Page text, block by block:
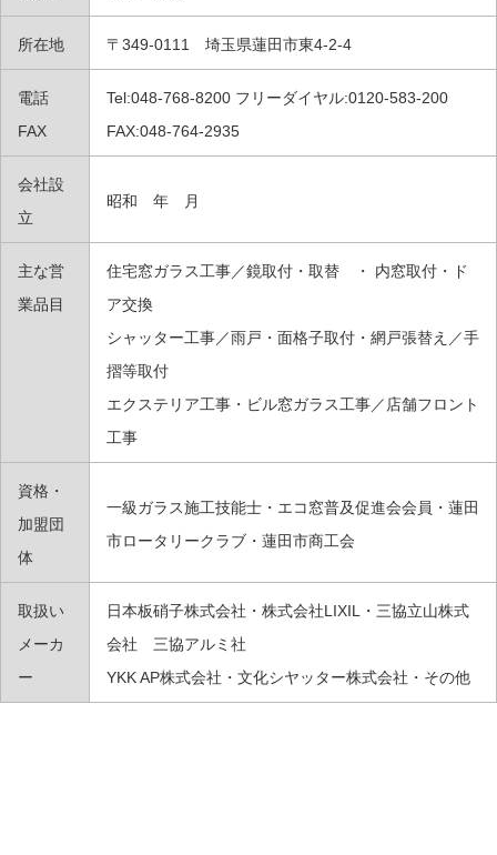
所在地 〒349-0111 埼玉県蓮田市東4-2-4
電話
FAX
Tel:048-768-8200 フリーダイヤル:0120-583-200
FAX:048-764-2935
会社設
立
昭和 年 月
主な営
業品目
住宅窓ガラス工事／鏡取付・取替 ・ 内窓取付・ド
ア交換
シャッター工事／雨戸・面格子取付・網戸張替え／手
摺等取付
エクステリア工事・ビル窓ガラス工事／店舗フロント
工事
資格・
加盟団
体
一級ガラス施工技能士・エコ窓普及促進会会員・蓮田
市ロータリークラブ・蓮田市商工会
取扱い
メーカ
ー
日本板硝子株式会社・株式会社LIXIL・三協立山株式
会社 三協アルミ社
YKK AP株式会社・文化シヤッター株式会社・その他